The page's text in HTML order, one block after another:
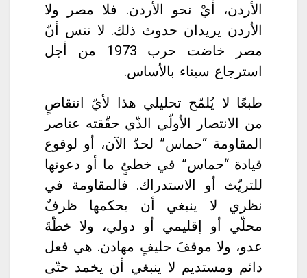
الأردن، أيْ نحو الأردن. فلا مصر ولا
الأردن يريدان حدوث ذلك. لا ننس أنّ
مصر خاضت حرب 1973 من أجل
استرجاع سيناء بالأساس.
طبعًا لا يُلمّح تحليلي هذا لأيّ انتقاصٍ
من الانتصار الأولّي الذّي حقّقته عناصر
المقاومة “حماس” لحدّ الآن، أو لوقوع
قيادة “حماس” في خطئٍ ما أو دعوتها
للتريّث أو الاستدراك. فالمقاومة في
نظري لا ينبغي أن يحكمها ظرفٌ
محلّي أو إقليمي أو دولي، ولا خطّةَ
عدو، ولا موقفَ حليفٍ مهادن. هي فعل
دائم ومستديم لا ينبغي أن يخمد حتّى